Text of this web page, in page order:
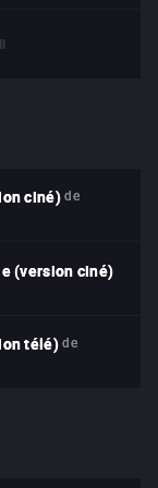
ciné) de
(version ciné)
télé) de